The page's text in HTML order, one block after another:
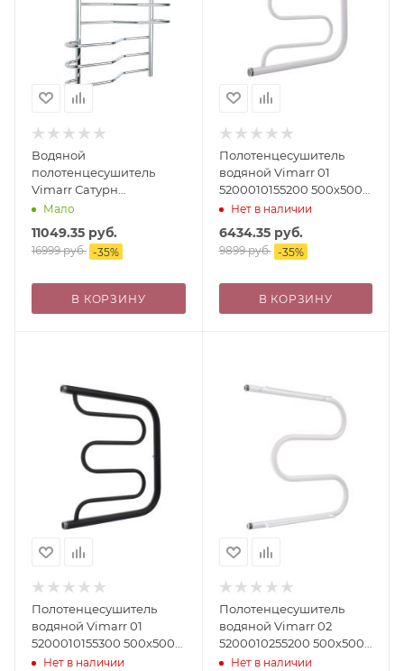
Водяной
полотенцесушитель
Vimarr Сатурн
PSBP14VMRS51Cr
500х1000, с фитингами в
комплекте, хром
Мало
11049.35 руб.
16999руб. -35%
В КОРЗИНУ
Полотенцесушитель
водяной Vimarr 01
5200010155200 500х500
белый
Нет в наличии
6434.35руб.
9899руб. -35%
В КОРЗИНУ
Полотенцесушитель
водяной Vimarr 01
5200010155300 500х500
черный
Нет в наличии
Полотенцесушитель
водяной Vimarr 02
5200010255200 500х500
белый, с полкой
Нет в наличии